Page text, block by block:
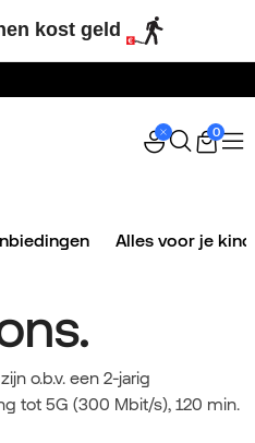
kost geld
0
Alles voor je kind
o.b.v. een 2-jarig
tot 5G (300 Mbit/s), 120 min.